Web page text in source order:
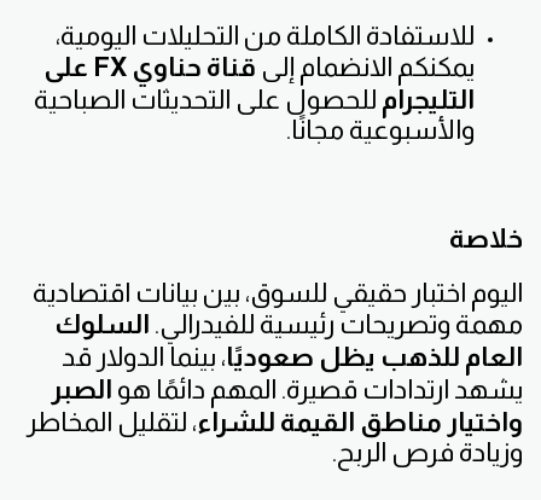
للاستفادة الكاملة من التحليلات اليومية،
يمكنكم الانضمام إلى
قناة حناوي FX على
التليجرام للحصول على التحديثات الصباحية
والأسبوعية مجانًا.
خلاصة
اليوم اختبار حقيقي للسوق، بين بيانات اقتصادية
مهمة وتصريحات رئيسية للفيدرالي. السلوك
العام للذهب يظل صعوديًا، بينما الدولار قد
يشهد ارتدادات قصيرة. المهم دائمًا هو الصبر
واختيار مناطق القيمة للشراء، لتقليل المخاطر
وزيادة فرص الربح.